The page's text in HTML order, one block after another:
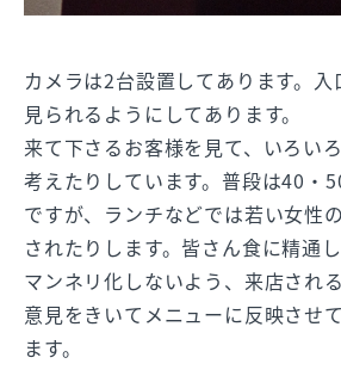
カメラは2台設置してあります。入
見られるようにしてあります。
来て下さるお客様を見て、いろい
考えたりしています。普段は40・
ですが、ランチなどでは若い女性
されたりします。皆さん食に精通
マンネリ化しないよう、来店され
意見をきいてメニューに反映させ
ます。